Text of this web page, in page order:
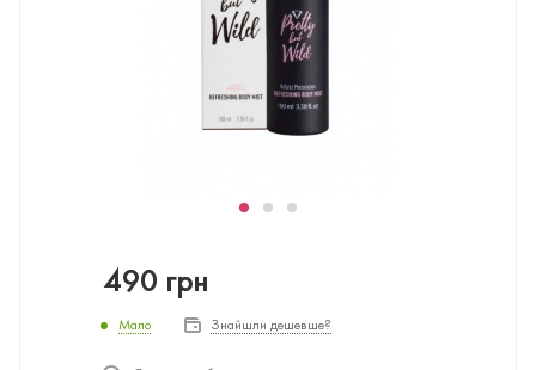
490 грн
Мало Знайшли дешевше?